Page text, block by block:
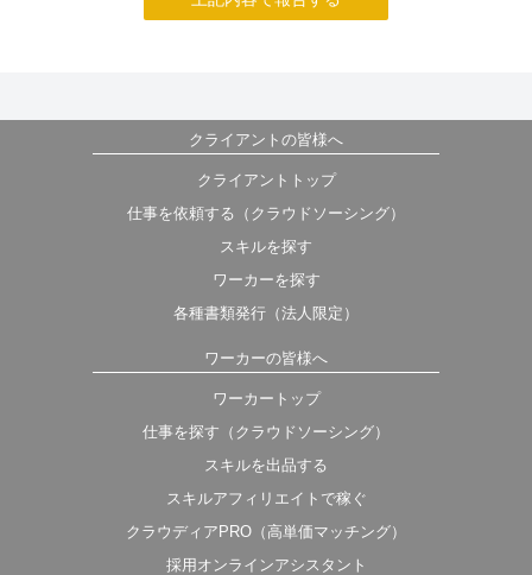
クライアントの皆様へ
クライアントトップ
仕事を依頼する（クラウドソーシング）
スキルを探す
ワーカーを探す
各種書類発行（法人限定）
ワーカーの皆様へ
ワーカートップ
仕事を探す（クラウドソーシング）
スキルを出品する
スキルアフィリエイトで稼ぐ
クラウディアPRO（高単価マッチング）
採用オンラインアシスタント